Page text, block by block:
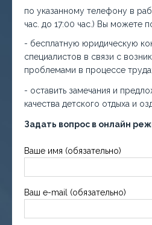
по указанному телефону в
час. до 17:00 час.) Вы можете
- бесплатную юридическую
специалистов в связи с
проблемами в процессе труда;
- оставить замечания и
качества детского отдыха и
Задать вопрос в онлайн
Ваше имя (обязательно)
Ваш e-mail (обязательно)